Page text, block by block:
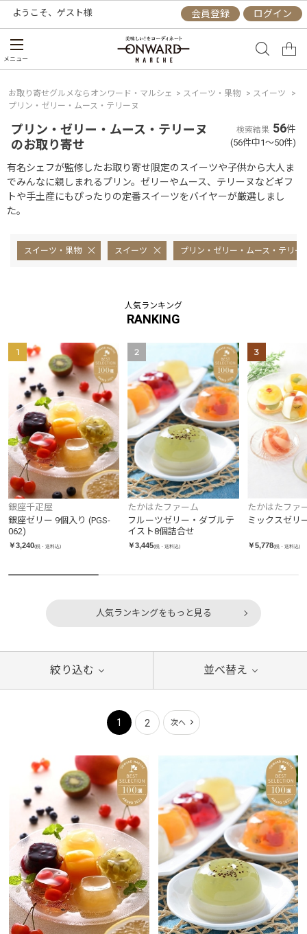
ようこそ、 ゲスト様 会員登録 ログイン
メニュー
お取り寄せグルメならオンワード・マルシェ > スイーツ・果物 > スイーツ
>
プリン・ゼリー・ムース・テリーヌ
プリン・ゼリー・ムース・テリーヌ
のお取り寄せ
検索結果 56件
(56件中1～50件)
有名シェフが監修したお取り寄せ限定のスイーツや子供から大人ま
でみんなに親しまれるプリン。ゼリーやムース、テリーヌなどギフ
トや手土産にもぴったりの定番スイーツをバイヤーが厳選しまし
た。
スイーツ・果物 スイーツ プリン・ゼリー・ムース・テリー
人気ランキング
RANKING
1
銀座千疋屋
銀座ゼリー 9個入り (PGS-
062)
￥3,240(税・送料込)
2
たかはたファーム
フルーツゼリー・ダブルテ
イスト8個詰合せ
￥3,445(税・送料込)
3
たかはたファ
ミックスゼリ
￥5,778(税・送料込)
人気ランキングをもっと見る
絞り込む 並べ替え
1 2 次へ